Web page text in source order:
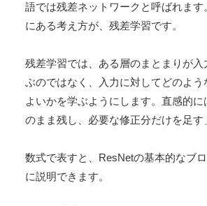
語では残差ネットワークと呼ばれま
にある考え方が、残差学習です。
残差学習では、ある層のまとまりが
ぶのではなく、入力に対してどのよ
よいかを学ぶようにします。直感的
のまま残し、必要な修正分だけを足す
数式で表すと、ResNetの基本的なブ
に説明できます。